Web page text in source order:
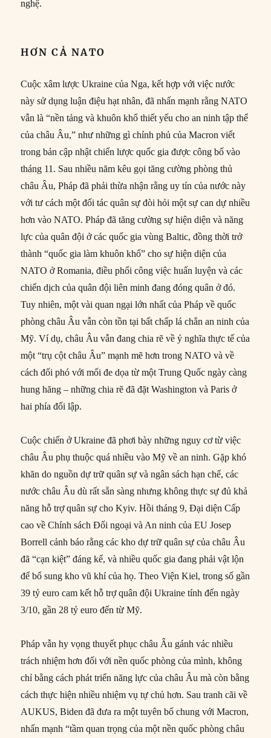
nghệ.
HƠN CẢ NATO
Cuộc xâm lược Ukraine của Nga, kết hợp với việc nước
này sử dụng luận điệu hạt nhân, đã nhấn mạnh rằng NATO
vẫn là “nền tảng và khuôn khổ thiết yếu cho an ninh tập thể
của châu Âu,” như những gì chính phủ của Macron viết
trong bản cập nhật chiến lược quốc gia được công bố vào
tháng 11. Sau nhiều năm kêu gọi tăng cường phòng thủ
châu Âu, Pháp đã phải thừa nhận rằng uy tín của nước này
với tư cách một đối tác quân sự đòi hỏi một sự can dự nhiều
hơn vào NATO. Pháp đã tăng cường sự hiện diện và năng
lực của quân đội ở các quốc gia vùng Baltic, đồng thời trở
thành “quốc gia làm khuôn khổ” cho sự hiện diện của
NATO ở Romania, điều phối công việc huấn luyện và các
chiến dịch của quân đội liên minh đang đóng quân ở đó.
Tuy nhiên, một vài quan ngại lớn nhất của Pháp về quốc
phòng châu Âu vẫn còn tồn tại bất chấp lá chắn an ninh của
Mỹ. Ví dụ, châu Âu vẫn đang chia rẽ về ý nghĩa thực tế của
một “trụ cột châu Âu” mạnh mẽ hơn trong NATO và về
cách đối phó với mối đe dọa từ một Trung Quốc ngày càng
hung hăng – những chia rẽ đã đặt Washington và Paris ở
hai phía đối lập.
Cuộc chiến ở Ukraine đã phơi bày những nguy cơ từ việc
châu Âu phụ thuộc quá nhiều vào Mỹ về an ninh. Gặp khó
khăn do nguồn dự trữ quân sự và ngân sách hạn chế, các
nước châu Âu dù rất sẵn sàng nhưng không thực sự đủ khả
năng hỗ trợ quân sự cho Kyiv. Hồi tháng 9, Đại diện Cấp
cao về Chính sách Đối ngoại và An ninh của EU Josep
Borrell cảnh báo rằng các kho dự trữ quân sự của châu Âu
đã “cạn kiệt” đáng kể, và nhiều quốc gia đang phải vật lộn
để bổ sung kho vũ khí của họ. Theo Viện Kiel, trong số gần
39 tỷ euro cam kết hỗ trợ quân đội Ukraine tính đến ngày
3/10, gần 28 tỷ euro đến từ Mỹ.
Pháp vẫn hy vọng thuyết phục châu Âu gánh vác nhiều
trách nhiệm hơn đối với nền quốc phòng của mình, không
chỉ bằng cách phát triển năng lực của châu Âu mà còn bằng
cách thực hiện nhiều nhiệm vụ tự chủ hơn. Sau tranh cãi về
AUKUS, Biden đã đưa ra một tuyên bố chung với Macron,
nhấn mạnh “tầm quan trọng của một nền quốc phòng châu